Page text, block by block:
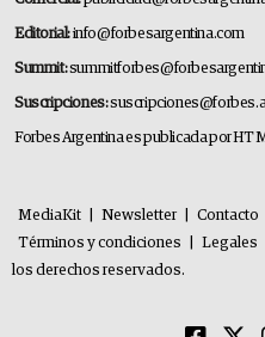
Editorial:info@forbesargentina.com
Summit:
Suscripciones:
Forbes Argentina es publicada por HT
MediaKit Newsletter Contacto
Términos y condiciones
Legales
los derechos reservados.